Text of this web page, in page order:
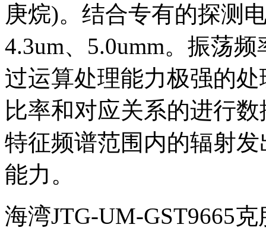
庚烷)。结合专有的探测
4.3um、5.0umm。振荡
过运算处理能力极强的
比率和对应关系的进行
特征频谱范围内的辐射
能力。
海湾JTG-UM-GST9665